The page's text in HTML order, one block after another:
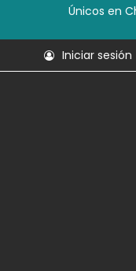
Únicos en
Iniciar sesión